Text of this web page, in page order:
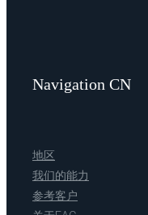
Navigation CN
地区
我们的能力
参考客户